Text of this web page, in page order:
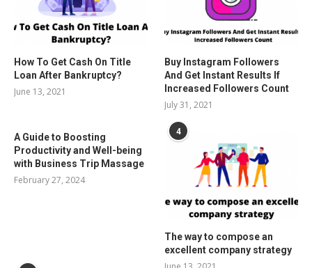
How To Get Cash On Title
Loan After Bankruptcy?
June 13, 2021
Buy Instagram Followers
And Get Instant Results If
Increased Followers Count
July 31, 2021
A Guide to Boosting
Productivity and Well-being
with Business Trip Massage
February 27, 2024
4
The way to compose an
excellent company strategy